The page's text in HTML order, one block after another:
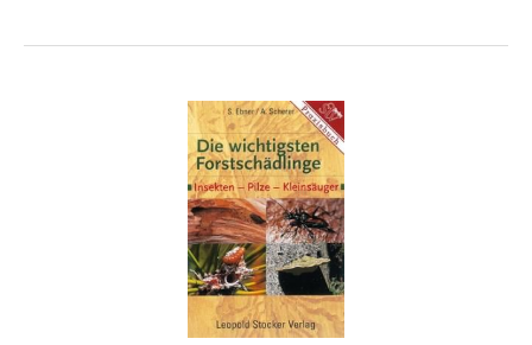
with your mind« ist der Erfolgstitel in England.Seiten: